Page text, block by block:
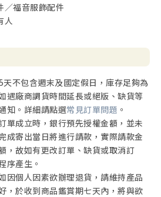
／福音服飾配件
人
不包含週末及國定假日，庫存足夠為
遇廠商調貨時間延長或絕版、缺貨等
知。詳細請點選常見訂單問題 。
單成立時，銀行預先授權金額，並未
成寄出當日將進行請款，實際請款金
，故如有更改訂單、缺貨或取消訂
序產生。
因個人因素欲辦理退貨，請維持產品
，於收到商品鑑賞期七天內，將與欲